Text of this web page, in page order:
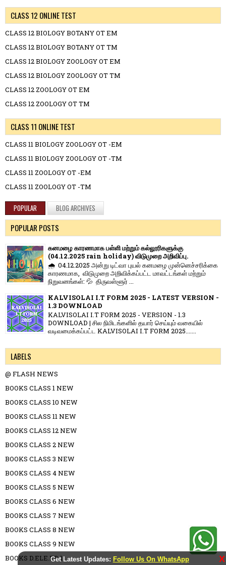
Get Latest Updates: Follow Us On WhatsApp X
CLASS 12 ONLINE TEST
CLASS 12 BIOLOGY BOTANY OT EM
CLASS 12 BIOLOGY BOTANY OT TM
CLASS 12 BIOLOGY ZOOLOGY OT EM
CLASS 12 BIOLOGY ZOOLOGY OT TM
CLASS 12 ZOOLOGY OT EM
CLASS 12 ZOOLOGY OT TM
CLASS 11 ONLINE TEST
CLASS 11 BIOLOGY ZOOLOGY OT -EM
CLASS 11 BIOLOGY ZOOLOGY OT -TM
CLASS 11 ZOOLOGY OT -EM
CLASS 11 ZOOLOGY OT -TM
POPULAR BLOG ARCHIVES
POPULAR POSTS
கனமழை காரணமாக பள்ளி மற்றும் கல்லூரிகளுக்கு
(04.12.2025 rain holiday) விடுமுறை அறிவிப்பு.
🌧️ 04.12.2025 அன்று டிட்வா புயல் கனமழை முன்னெச்சரிக்கை
காரணமாக, விடுமுறை அறிவிக்கப்பட்ட மாவட்டங்கள் மற்றும்
நிறுவனங்கள்: 💦 திருவள்ளூர் ...
KALVISOLAI I.T FORM 2025 - LATEST VERSION -
1.3 DOWNLOAD
KALVISOLAI I.T FORM 2025 - VERSION - 1.3
DOWNLOAD | சில நிமிடங்களில் தயார் செய்யும் வகையில்
வடிவமைக்கப்பட்ட KALVISOLAI I.T FORM 2025.......
LABELS
@ FLASH NEWS
BOOKS CLASS 1 NEW
BOOKS CLASS 10 NEW
BOOKS CLASS 11 NEW
BOOKS CLASS 12 NEW
BOOKS CLASS 2 NEW
BOOKS CLASS 3 NEW
BOOKS CLASS 4 NEW
BOOKS CLASS 5 NEW
BOOKS CLASS 6 NEW
BOOKS CLASS 7 NEW
BOOKS CLASS 8 NEW
BOOKS CLASS 9 NEW
BOOKS D.ELE.ED 1